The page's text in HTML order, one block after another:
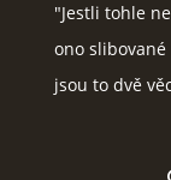
"Jestli tohle
ono
jsou to dvě